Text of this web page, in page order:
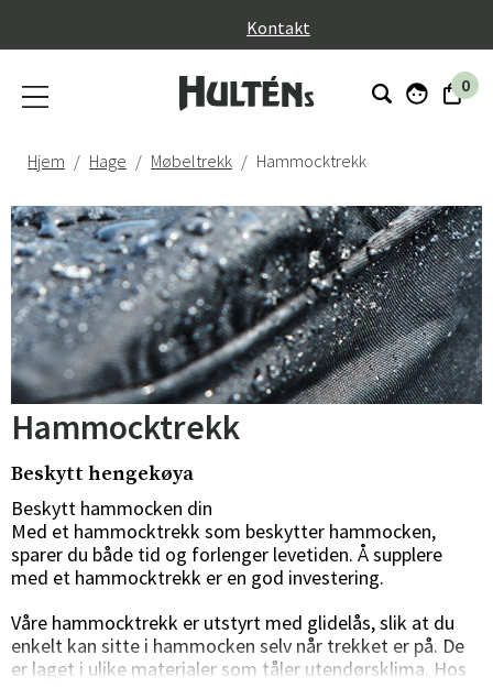
Kontakt
0
Hjem Hage Møbeltrekk Hammocktrekk
Hammocktrekk
Beskytt hengekøya
Beskytt hammocken din
Med et hammocktrekk som beskytter hammocken,
sparer du både tid og forlenger levetiden. Å supplere
med et hammocktrekk er en god investering.
Våre hammocktrekk er utstyrt med glidelås, slik at du
enkelt kan sitte i hammocken selv når trekket er på. De
er laget i ulike materialer som tåler utendørsklima. Hos